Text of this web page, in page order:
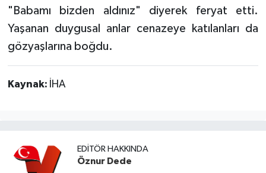
"Babamı bizden aldınız" diyerek feryat etti.
Yaşanan duygusal anlar cenazeye katılanları da
gözyaşlarına boğdu.
Kaynak: İHA
EDITÖR HAKKINDA
Öznur Dede